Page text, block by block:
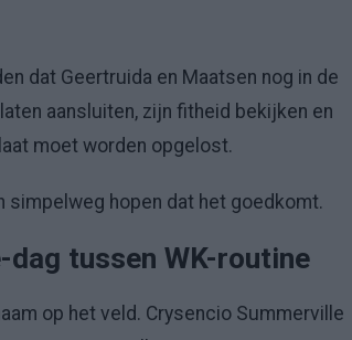
dat Geertruida en Maatsen nog in de
aansluiten, zijn fitheid bekijken en
moet worden opgelost.
simpelweg hopen dat het goedkomt.
tussen WK-routine
op het veld. Crysencio Summerville